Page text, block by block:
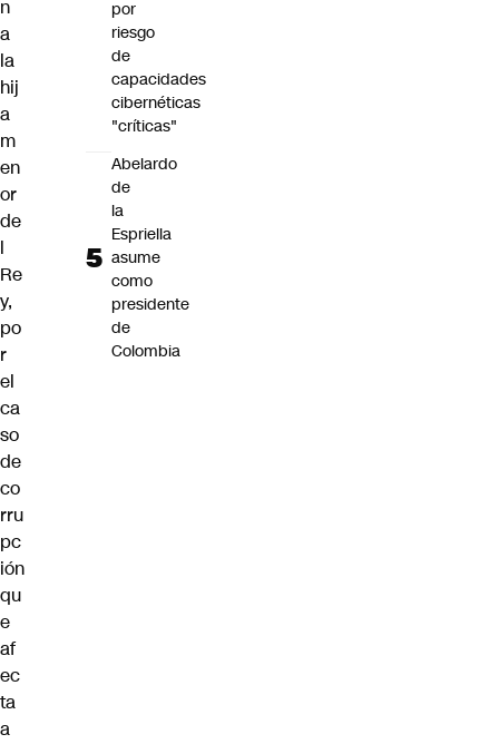
n
a
la
hij
a
m
en
or
de
l
Re
y,
po
r
el
ca
so
de
co
rru
pc
ión
qu
e
af
ec
ta
a
por
riesgo
de
capacidades
cibernéticas
"críticas"
Abelardo
de
la
Espriella
asume
como
presidente
de
Colombia